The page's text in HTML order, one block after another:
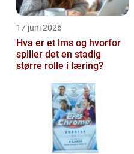
17 juni 2026
Hva er et lms og hvorfor
spiller det en stadig
større rolle i læring?